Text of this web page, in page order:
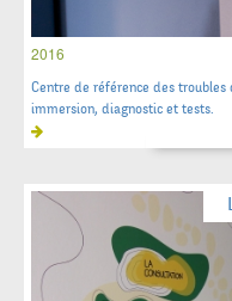
2016
Centre de référence des troubles
immersion, diagnostic et tests.